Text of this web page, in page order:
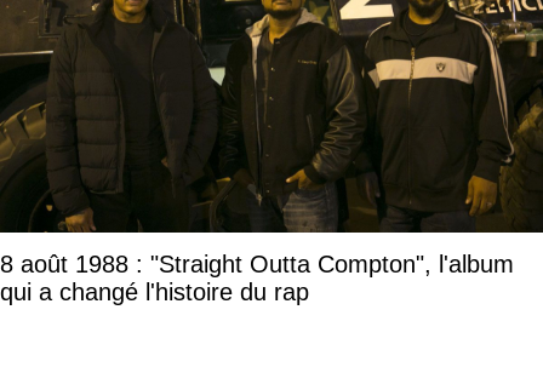
8 août 1988 : "Straight Outta Compton", l'album
qui a changé l'histoire du rap